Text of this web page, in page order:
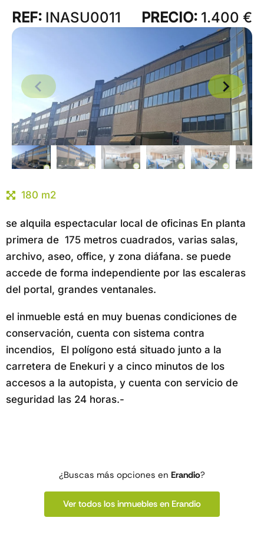
REF: INASU0011 PRECIO: 1.400 €
180 m2
se alquila espectacular local de oficinas En planta
primera de 175 metros cuadrados, varias salas,
archivo, aseo, office, y zona diáfana. se puede
accede de forma independiente por las escaleras
del portal, grandes ventanales.
el inmueble está en muy buenas condiciones de
conservación, cuenta con sistema contra
incendios, El polígono está situado junto a la
carretera de Enekuri y a cinco minutos de los
accesos a la autopista, y cuenta con servicio de
seguridad las 24 horas.-
¿Buscas más opciones en Erandio?
Ver todos los inmuebles en Erandio